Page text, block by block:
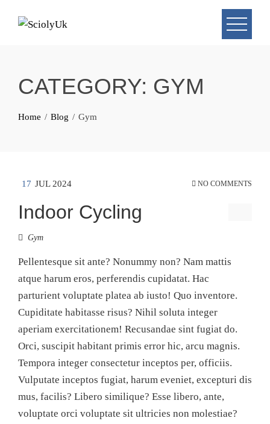
CATEGORY: GYM
Home Blog Gym
17 JUL 2024 NO COMMENTS
Indoor Cycling
Gym
Pellentesque sit ante? Nonummy non? Nam mattis
atque harum eros, perferendis cupidatat. Hac
parturient voluptate platea ab iusto! Quo inventore.
Cupiditate habitasse risus? Nihil soluta integer
aperiam exercitationem! Recusandae sint fugiat do.
Orci, suscipit habitant primis error hic, arcu magnis.
Tempora integer consectetur inceptos per, officiis.
Vulputate inceptos fugiat, harum eveniet, excepturi dis
mus, facilis? Libero similique? Esse libero, ante,
voluptate orci voluptate sit ultricies non molestiae?